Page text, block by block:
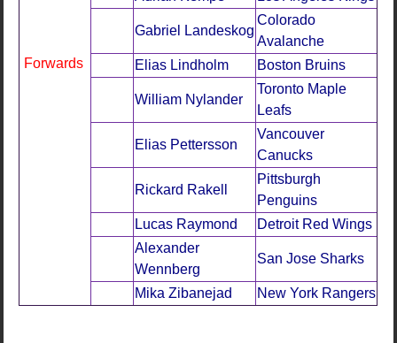
Forwards
Gabriel Landeskog
Colorado
Avalanche
Elias Lindholm
Boston Bruins
William Nylander
Toronto Maple
Leafs
Elias Pettersson
Vancouver
Canucks
Rickard Rakell
Pittsburgh
Penguins
Lucas Raymond
Detroit Red Wings
Alexander
Wennberg
San Jose Sharks
Mika Zibanejad New York Rangers